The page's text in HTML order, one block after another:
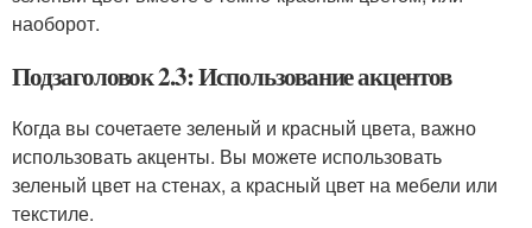
наоборот.
Подзаголовок 2.3: Использование акцентов
Когда вы сочетаете зеленый и красный цвета, важно
использовать акценты. Вы можете использовать
зеленый цвет на стенах, а красный цвет на мебели или
текстиле.